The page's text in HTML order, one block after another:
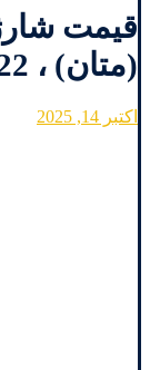
(متان) ، G222 و G31
اکتبر 14, 2025